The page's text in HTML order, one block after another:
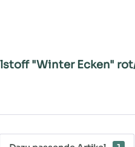
"Winter Ecken"